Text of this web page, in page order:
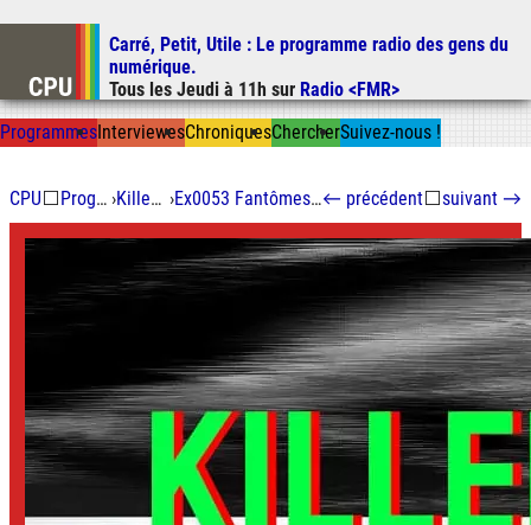
Aller au contenu
Aller à la recherche
Carré, Petit, Utile : Le programme radio des gens du
numérique.
Tous les Jeudi à 11h sur Radio <FMR>
ProgrammesInterviewesChroniquesChercherSuivez-nous !
CPU⬜ Programmes › Killed By App › Ex0053 Fantômes de la déconnexion← précédent⬜suivant →